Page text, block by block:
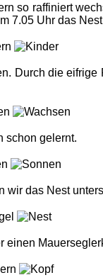
so raffiniert
7.05 Uhr das
Durch die
schon gelernt.
wir das Nest
einen